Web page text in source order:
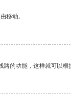
移动。
的功能，这样就可以根